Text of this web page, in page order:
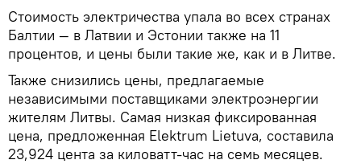
Стоимость электричества упала во всех странах
Балтии — в Латвии и Эстонии также на 11
процентов, и цены были такие же, как и в Литве.
Также снизились цены, предлагаемые
независимыми поставщиками электроэнергии
жителям Литвы. Самая низкая фиксированная
цена, предложенная Elektrum Lietuva, составила
23,924 цента за киловатт-час на семь месяцев.